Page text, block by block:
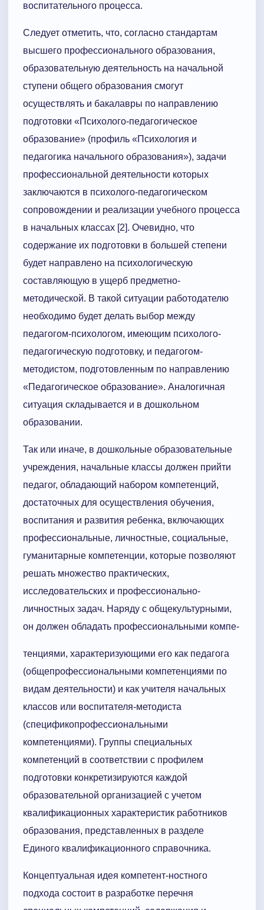
воспитательного процесса.
Следует отметить, что, согласно стандартам
высшего профессионального образования,
образовательную деятельность на начальной
ступени общего образования смогут
осуществлять и бакалавры по направлению
подготовки «Психолого-педагогическое
образование» (профиль «Психология и
педагогика начального образования»), задачи
профессиональной деятельности которых
заключаются в психолого-педагогическом
сопровождении и реализации учебного процесса
в начальных классах [2]. Очевидно, что
содержание их подготовки в большей степени
будет направлено на психологическую
составляющую в ущерб предметно-
методической. В такой ситуации работодателю
необходимо будет делать выбор между
педагогом-психологом, имеющим психолого-
педагогическую подготовку, и педагогом-
методистом, подготовленным по направлению
«Педагогическое образование». Аналогичная
ситуация складывается и в дошкольном
образовании.
Так или иначе, в дошкольные образовательные
учреждения, начальные классы должен прийти
педагог, обладающий набором компетенций,
достаточных для осуществления обучения,
воспитания и развития ребенка, включающих
профессиональные, личностные, социальные,
гуманитарные компетенции, которые позволяют
решать множество практических,
исследовательских и профессионально-
личностных задач. Наряду с общекультурными,
он должен обладать профессиональными компе-
тенциями, характеризующими его как педагога
(общепрофессиональными компетенциями по
видам деятельности) и как учителя начальных
классов или воспитателя-методиста
(спецификопрофессиональными
компетенциями). Группы специальных
компетенций в соответствии с профилем
подготовки конкретизируются каждой
образовательной организацией с учетом
квалификационных характеристик работников
образования, представленных в разделе
Единого квалификационного справочника.
Концептуальная идея компетент-ностного
подхода состоит в разработке перечня